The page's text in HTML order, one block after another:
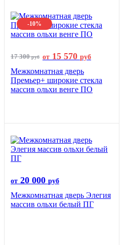
-10%
17 300руб от 15 570 руб
Межкомнатная дверь
Премьер+ широкие стекла
массив ольхи венге ПО
от 20 000 руб
Межкомнатная дверь Элегия
массив ольхи белый ПГ